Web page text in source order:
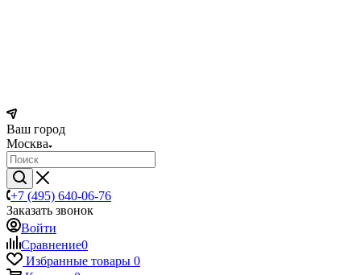
Ваш город
Москва
+7 (495) 640-06-76
Заказать звонок
Войти
Сравнение0
Избранные товары 0